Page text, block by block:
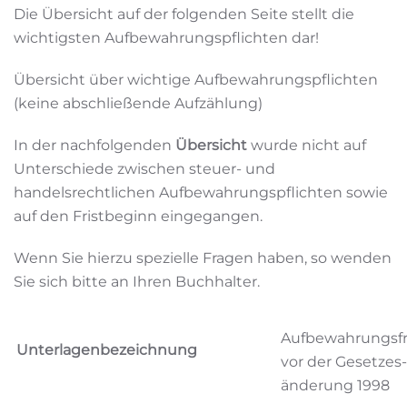
Die Übersicht auf der folgenden Seite stellt die
wichtigsten Aufbewahrungspflichten dar!
Übersicht über wichtige Aufbewahrungspflichten
(keine abschließende Aufzählung)
In der nachfolgenden Übersicht wurde nicht auf
Unterschiede zwischen steuer- und
handelsrechtlichen Aufbewahrungspflichten sowie
auf den Fristbeginn eingegangen.
Wenn Sie hierzu spezielle Fragen haben, so wenden
Sie sich bitte an Ihren Buchhalter.
Unterlagenbezeichnung
vor der Gesetzes-
änderung 1998